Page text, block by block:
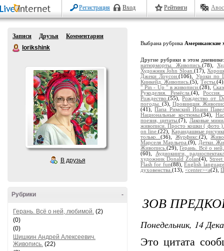
Регистрация Вход Рейтинги
Записи Друзья
Комментарии
lorikshink
В друзья
-
Рубрики
Герань. Всё о ней, любимой. (2)
(0)
(0)
Шишкин Андрей Алексеевич.
Живопись. (22)
Выбрана рубрика Американские
Другие рубрики в этом
натюрморты. Живопись. (78),
Художник John Sloan. (17),
Джеки Лоусон.(106), Уроки по
Кинкейд. Живопись.(5), Тесты.
" Pin - Up " в живописи.(28),
Рукоделия. Ремёсла. (4),
Рождество. (55),Рождество от
погоды. (3), Провинция.
(41),Папа Римский Йоанн
Национальные костюмы. (34),
поезия, цитаты.(7),
Лаковые
живописи. Просто кошки ( фото
on line.(22), Карандашные
только... (36), Журфикс. (2),
Марселя Марльера. (9),
Детки.
Живопись. (29),Герань. Всё о
(60), Аудиокниги,
художник Donald Zolan(4),
Flash for fun(88),English
духовенства. (13), <center><a(2),
ЗОВ
Понедельник, 14
Это цитата